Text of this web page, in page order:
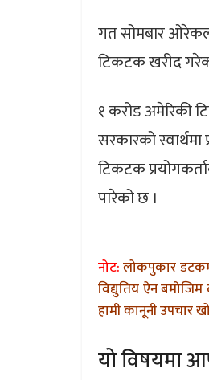
गत सोमबार
टिकटक खरीद
१ करोड अमेरिकी
सरकारको
टिकटक
पारेको छ ।
नोट:लोकपुकार
विद्युतिय ऐन
हामी कानूनी उपचार
यो विषयमा